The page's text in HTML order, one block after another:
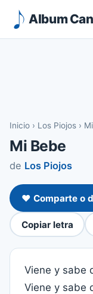
Album
Inicio › Los Piojos ›
Mi Bebe
de Los Piojos
❤️ Comparte o
Copiar letra
Viene y sabe
Viene y sabe